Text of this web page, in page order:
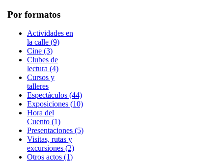
Por formatos
Actividades en
la calle (9)
Cine (3)
Clubes de
lectura (4)
Cursos y
talleres
Espectáculos (44)
Exposiciones (10)
Hora del
Cuento (1)
Presentaciones (5)
Visitas, rutas y
excursiones (2)
Otros actos (1)